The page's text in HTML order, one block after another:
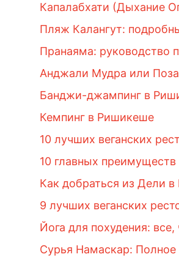
Капалабхати (Дыхание
Пляж Калангут:
Пранаяма: руководство
Анджали Мудра или
Банджи-джампинг в
Кемпинг в Ришикеше
10 лучших веганских
10 главных
Как добраться из Дели
9 лучших веганских
Йога для похудения:
Сурья Намаскар: Полное